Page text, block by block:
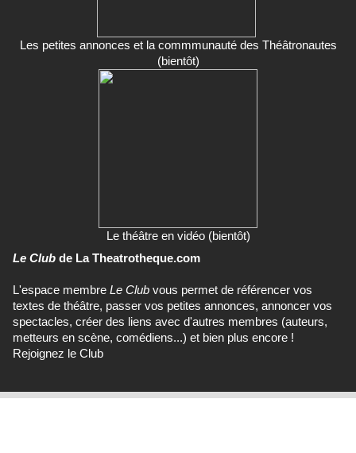
Les petites annonces et la commmunauté des Théâtronautes
(bientôt)
Le théâtre en vidéo (bientôt)
Le Club de La Theatrotheque.com
L'espace membre Le Club vous permet de référencer vos
textes de théâtre, passer vos petites annonces, annoncer vos
spectacles, créer des liens avec d'autres membres (auteurs,
metteurs en scène, comédiens...) et bien plus encore !
Rejoignez le Club